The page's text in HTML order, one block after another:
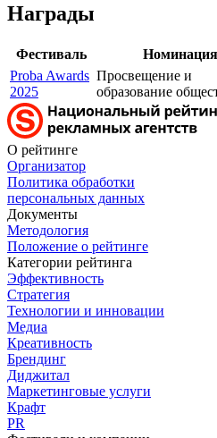
Награды
Фестиваль Номинация
Proba Awards
2025
Просвещение и
образование
О рейтинге
Организатор
Политика обработки
персональных данных
Документы
Методология
Положение о рейтинге
Категории рейтинга
Эффективность
Стратегия
Технологии и инновации
Медиа
Креативность
Брендинг
Диджитал
Маркетинговые услуги
Крафт
PR